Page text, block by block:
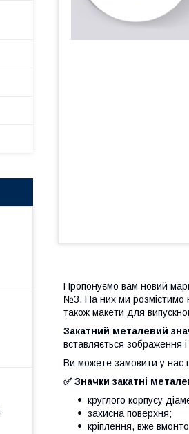
Пропонуємо вам новий
№3. На них ми розмістимо
також макети для
Закатний металевий
вставляється зображення
Ви можете замовити у нас
✅ Значки закатні
круглого корпусу
захисна поверхня;
кріплення, вже